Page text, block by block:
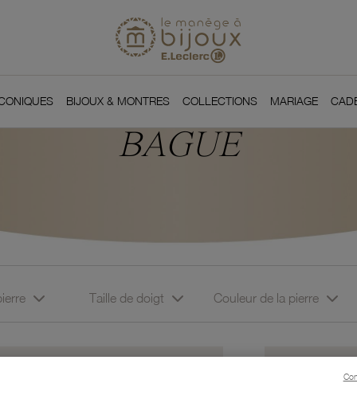
BIJOUX & MONTRES COLLECTIONS MARIAGE
BAGUE
Taille de doigt Couleur de la pierre